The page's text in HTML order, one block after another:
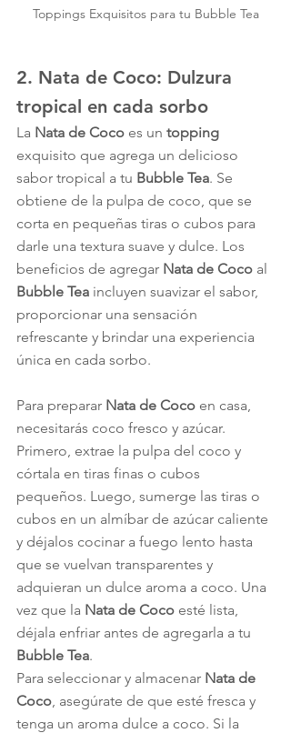
Toppings Exquisitos para tu Bubble Tea
2. Nata de Coco: Dulzura
tropical en cada sorbo
La Nata de Coco es un topping
exquisito que agrega un delicioso
sabor tropical a tu Bubble Tea. Se
obtiene de la pulpa de coco, que se
corta en pequeñas tiras o cubos para
darle una textura suave y dulce. Los
beneficios de agregar Nata de Coco al
Bubble Tea incluyen suavizar el sabor,
proporcionar una sensación
refrescante y brindar una experiencia
única en cada sorbo.
Para preparar Nata de Coco en casa,
necesitarás coco fresco y azúcar.
Primero, extrae la pulpa del coco y
córtala en tiras finas o cubos
pequeños. Luego, sumerge las tiras o
cubos en un almíbar de azúcar caliente
y déjalos cocinar a fuego lento hasta
que se vuelvan transparentes y
adquieran un dulce aroma a coco. Una
vez que la Nata de Coco esté lista,
déjala enfriar antes de agregarla a tu
Bubble Tea.
Para seleccionar y almacenar Nata de
Coco , asegúrate de que esté fresca y
tenga un aroma dulce a coco. Si la